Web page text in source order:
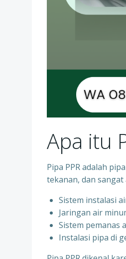
Apa itu
Pipa PPR adalah
tekanan, dan
Sistem instalasi
⁠Jaringan air
⁠Sistem pemanas
⁠Instalasi pipa di